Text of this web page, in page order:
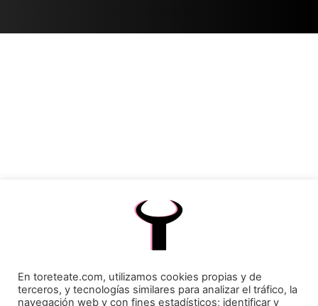
En toreteate.com, utilizamos cookies propias y de
terceros, y tecnologías similares para analizar el tráfico, la
navegación web y con fines estadísticos; identificar y